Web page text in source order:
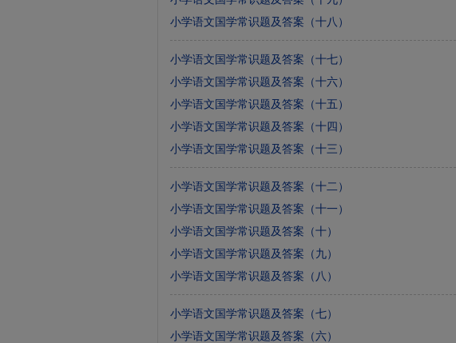
小学语文国学常识题及答案（十八）
小学语文国学常识题及答案（十七）
小学语文国学常识题及答案（十六）
小学语文国学常识题及答案（十五）
小学语文国学常识题及答案（十四）
小学语文国学常识题及答案（十三）
小学语文国学常识题及答案（十二）
小学语文国学常识题及答案（十一）
小学语文国学常识题及答案（十）
小学语文国学常识题及答案（九）
小学语文国学常识题及答案（八）
小学语文国学常识题及答案（七）
小学语文国学常识题及答案（六）